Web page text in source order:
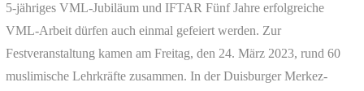
5-jähriges VML-Jubiläum und IFTAR Fünf Jahre erfolgreiche
VML-Arbeit dürfen auch einmal gefeiert werden. Zur
Festveranstaltung kamen am Freitag, den 24. März 2023, rund 60
muslimische Lehrkräfte zusammen. In der Duisburger Merkez-